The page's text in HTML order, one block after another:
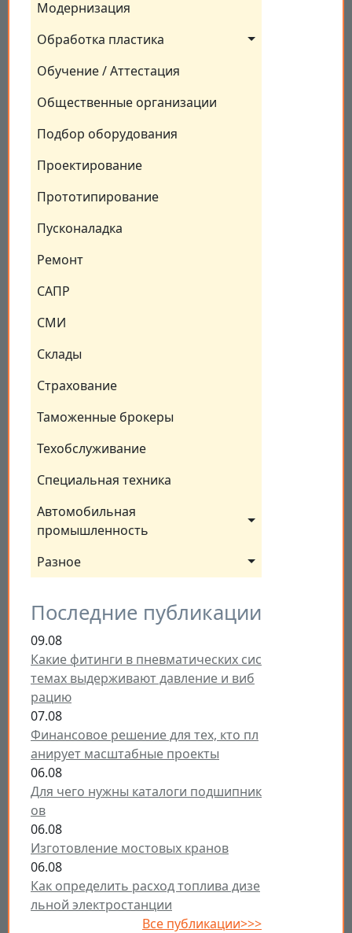
Модернизация
Обработка пластика
Обучение / Аттестация
Общественные организации
Подбор оборудования
Проектирование
Прототипирование
Пусконаладка
Ремонт
САПР
СМИ
Склады
Страхование
Таможенные брокеры
Техобслуживание
Специальная техника
Автомобильная
промышленность
Разное
Последние публикации
09.08
Какие фитинги в пневматических сис
темах выдерживают давление и виб
рацию
07.08
Финансовое решение для тех, кто пл
анирует масштабные проекты
06.08
Для чего нужны каталоги подшипник
ов
06.08
Изготовление мостовых кранов
06.08
Как определить расход топлива дизе
льной электростанции
Все публикации>>>